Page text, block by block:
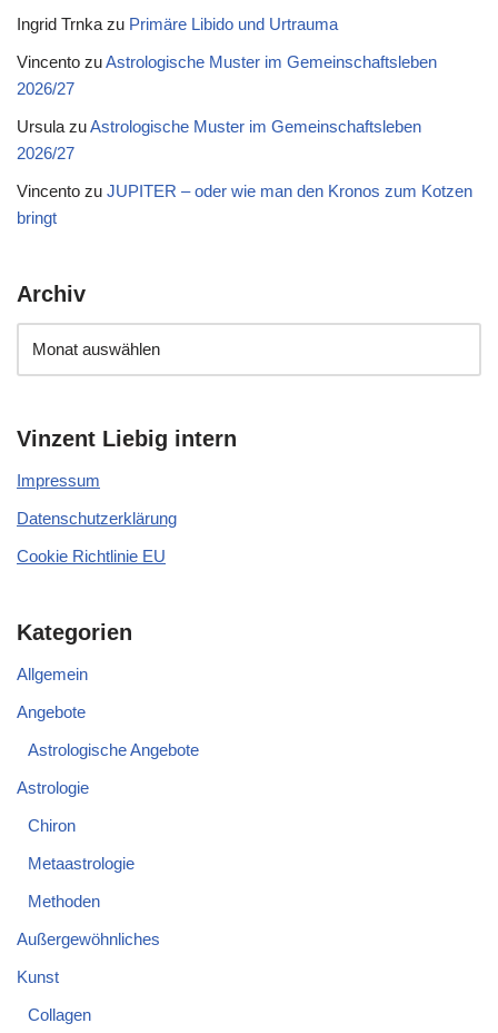
Ingrid Trnka zu Primäre Libido und Urtrauma
Vincento zuAstrologische Muster im Gemeinschaftsleben
2026/27
Ursula zuAstrologische Muster im Gemeinschaftsleben
2026/27
Vincento zu JUPITER – oder wie man den Kronos zum Kotzen
bringt
Archiv
Vinzent Liebig intern
Impressum
Datenschutzerklärung
Cookie Richtlinie EU
Kategorien
Allgemein
Angebote
Astrologische Angebote
Astrologie
Chiron
Metaastrologie
Methoden
Außergewöhnliches
Kunst
Collagen